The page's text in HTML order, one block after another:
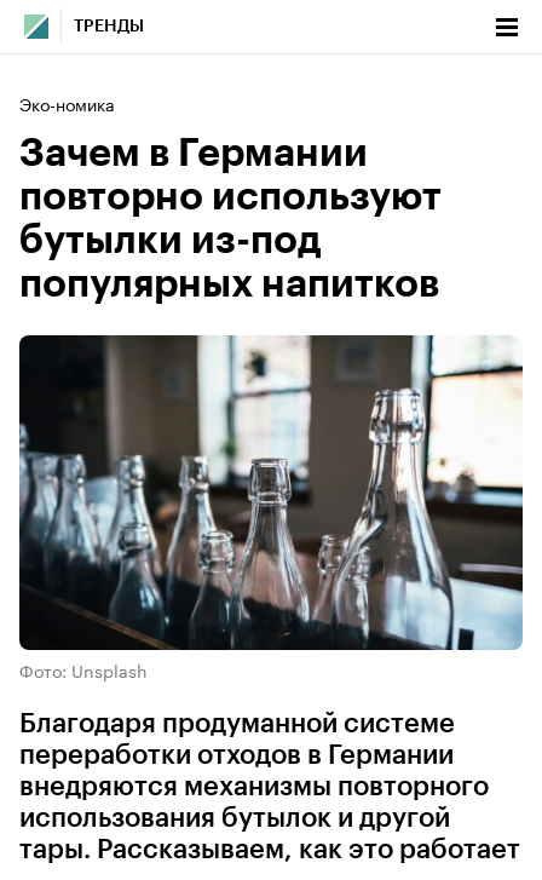
ТРЕНДЫ
Эко-номика
Зачем в Германии
повторно используют
бутылки из-под
популярных напитков
Фото: Unsplash
Благодаря продуманной системе
переработки отходов в Германии
внедряются механизмы повторного
использования бутылок и другой
тары. Рассказываем, как это работает